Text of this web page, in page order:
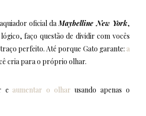
oficial daMaybelline New York,
faço questão de dividir com vocês
perfeito. Até porque Gato garante: a
cria para o próprio olhar.
e aumentar o olhar usando apenas o